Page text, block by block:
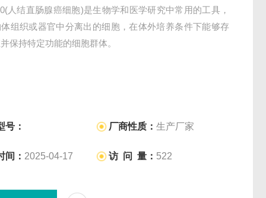
人结直肠腺癌细胞)是生物学和医学研究中常用的工具，
组织或器官中分离出的细胞，在体外培养条件下能够存
保持特定功能的细胞群体。
号： 厂商性质：生产厂家
间： 2025-04-17 访 问 量： 522